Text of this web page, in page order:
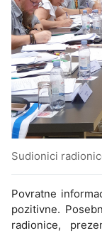
Sudionici
Povratne
pozitivne.
radionice,